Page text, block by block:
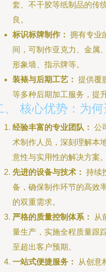
套、不干胶等纸制品的传
良。
标识标牌制作： 拥有专业
间，可制作亚克力、金属
形象墙、指示牌等。
装裱与后期工艺： 提供覆
等多种后期加工服务，提
、 核心优势：为何
经验丰富的专业团队： 公
术制作人员，深刻理解本
意性与实用性的解决方案。
先进的设备与技术： 持续
备，确保制作环节的高效
的双重需求。
严格的质量控制体系：
从
量生产，实施全程质量跟
至超出客户预期。
一站式便捷服务：
从创意